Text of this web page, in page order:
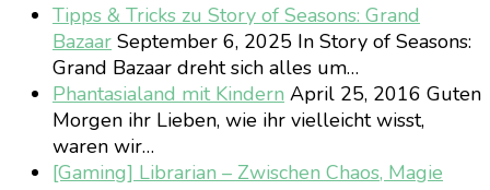
Tipps & Tricks zu Story of Seasons: Grand
Bazaar September 6, 2025 In Story of Seasons:
Grand Bazaar dreht sich alles um…
Phantasialand mit Kindern April 25, 2016 Guten
Morgen ihr Lieben, wie ihr vielleicht wisst,
waren wir…
[Gaming] Librarian – Zwischen Chaos, Magie